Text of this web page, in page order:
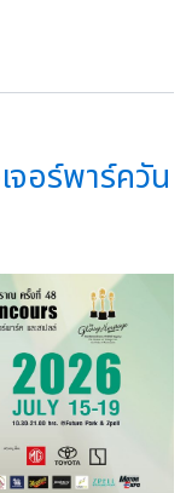
จอร์พาร์ควัน